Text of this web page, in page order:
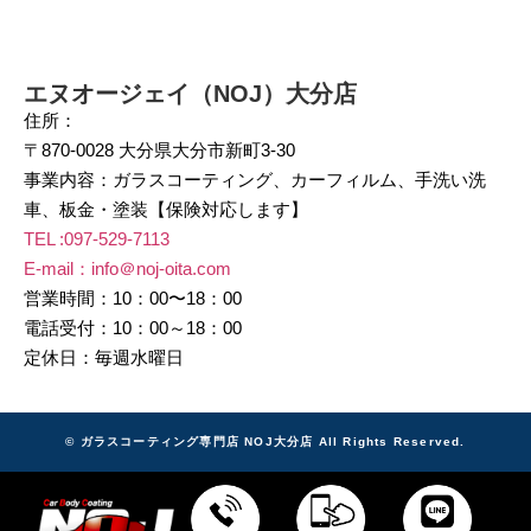
エヌオージェイ（NOJ）大分店
住所：
〒870-0028 大分県大分市新町3-30
事業内容：ガラスコーティング、カーフィルム、手洗い洗
車、板金・塗装【保険対応します】
TEL :097-529-7113
E-mail：info＠noj-oita.com
営業時間：10：00〜18：00
電話受付：10：00～18：00
定休日：毎週水曜日
© ガラスコーティング専門店 NOJ大分店 All Rights Reserved.